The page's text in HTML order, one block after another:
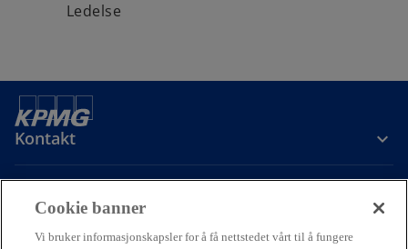
Ledelse
Kontakt
Om oss
Cookie banner
Vi bruker informasjonskapsler for å få nettstedet vårt til å fungere